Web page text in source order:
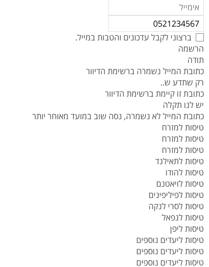
ברצוני לקבל עדכונים והטבות במייל.
הרשמה
תודה
כתובת המייל נשמרה ברשימת הדיוור
רק שתדע ש..
כתובת זו קיימת ברשימת הדיוור
יש לנו תקלה
כתובת המייל לא נשמרה, נסה שוב במועד מאוחר יותר
טיסות למזרח
טיסות למזרח
טיסות למזרח
טיסות לתאילנד
טיסות להודו
טיסות לויאטנם
טיסות לפיליפינים
טיסות לסרי לנקה
טיסות לנפאל
טיסות ליפן
טיסות ליעדים נוספים
טיסות ליעדים נוספים
טיסות ליעדים נוספים